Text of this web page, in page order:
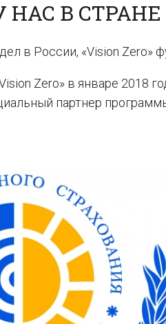
В СТРАНЕ
в России, «Vision Zero»
Zero» в январе 2018
партнер